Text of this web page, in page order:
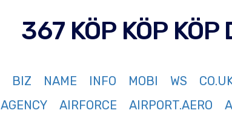
367 KÖP KÖP
BIZ NAME INFO MOBI WS
AGENCY AIRFORCE AIRPORT.AERO